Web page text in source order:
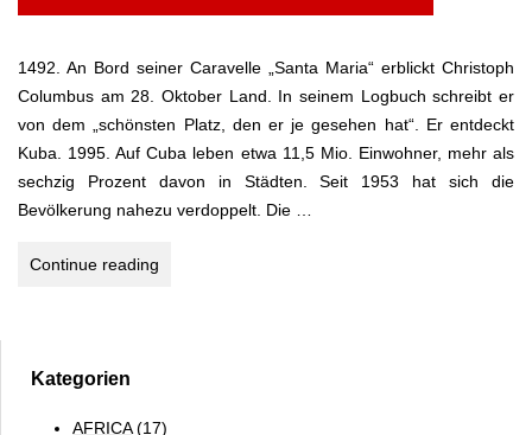
1492. An Bord seiner Caravelle „Santa Maria“ erblickt Christoph
Columbus am 28. Oktober Land. In seinem Logbuch schreibt er
von dem „schönsten Platz, den er je gesehen hat“. Er entdeckt
Kuba. 1995. Auf Cuba leben etwa 11,5 Mio. Einwohner, mehr als
sechzig Prozent davon in Städten. Seit 1953 hat sich die
Bevölkerung nahezu verdoppelt. Die …
Continue reading
Kategorien
AFRICA(17)